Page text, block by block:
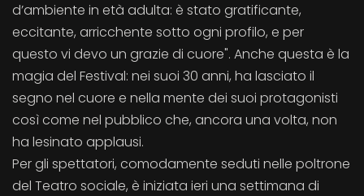
d’ambiente in età adulta: è stato gratificante,
eccitante, arricchente sotto ogni profilo, e per
questo vi devo un grazie di cuore". Anche questa è la
magia del Festival: nei suoi 30 anni, ha lasciato il
segno nel cuore e nella mente dei suoi protagonisti
così come nel pubblico che, ancora una volta, non
ha lesinato applausi.
Per gli spettatori, comodamente seduti nelle poltrone
del Teatro sociale, è iniziata ieri una settimana di